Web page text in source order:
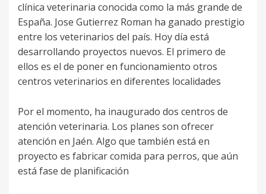
clínica veterinaria conocida como la más grande de
España. Jose Gutierrez Roman ha ganado prestigio
entre los veterinarios del país. Hoy día está
desarrollando proyectos nuevos. El primero de
ellos es el de poner en funcionamiento otros
centros veterinarios en diferentes localidades
Por el momento, ha inaugurado dos centros de
atención veterinaria. Los planes son ofrecer
atención en Jaén. Algo que también está en
proyecto es fabricar comida para perros, que aún
está fase de planificación